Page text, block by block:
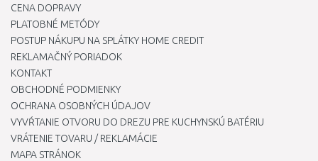
CENA DOPRAVY
PLATOBNÉ METÓDY
POSTUP NÁKUPU NA SPLÁTKY HOME CREDIT
REKLAMAČNÝ PORIADOK
KONTAKT
OBCHODNÉ PODMIENKY
OCHRANA OSOBNÝCH ÚDAJOV
VYVŔTANIE OTVORU DO DREZU PRE KUCHYNSKÚ BATÉRIU
VRÁTENIE TOVARU / REKLAMÁCIE
MAPA STRÁNOK